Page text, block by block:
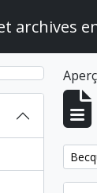
archives